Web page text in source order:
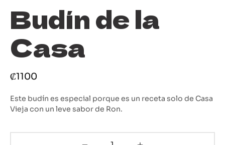
Budín de la
Casa
₡1100
Este budín es especial porque es un receta solo de Casa
Vieja con un leve sabor de Ron.
Salada